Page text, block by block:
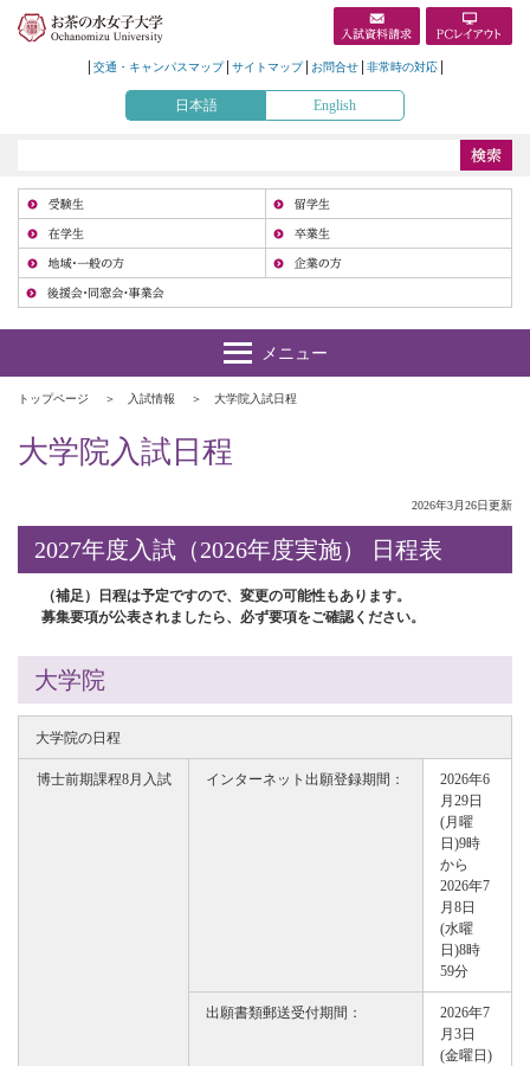
交通・キャンパスマップ サイトマップ お問合せ 非常時の対応
日本語 English
トップページ 入試情報 大学院入試日程
大学院入試日程
2026年3月26日更新
2027年度入試（2026年度実施） 日程表
（補足）日程は予定ですので、変更の可能性もあります。
募集要項が公表されましたら、必ず要項をご確認ください。
大学院
大学院の日程
博士前期課程8月入試 インターネット出願登録期間：
2026年6
月29日
(月曜
日)9時
から
2026年7
月8日
(水曜
日)8時
59分
出願書類郵送受付期間：
2026年7
月3日
(金曜日)